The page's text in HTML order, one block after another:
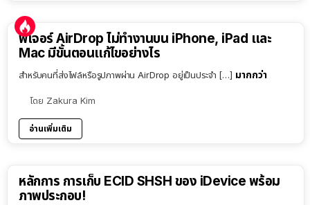
ฟีเจอร์ AirDrop ไม่ทำงานบน iPhone, iPad และ
Mac มีขั้นตอนแก้ไขอย่างไร
สำหรับคนที่ส่งไฟล์หรือรูปภาพผ่าน AirDrop อยู่เป็นประจำ […] มากกว่า
โดย Zakura Kim
อ่านเพิ่มเติม
หลักการ การเก็บ ECID SHSH ของ iDevice พร้อม
ภาพประกอบ!